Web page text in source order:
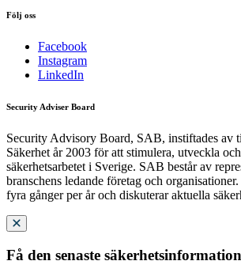
Följ oss
Facebook
Instagram
LinkedIn
Security Adviser Board
Security Advisory Board, SAB, instiftades av
Säkerhet år 2003 för att stimulera, utveckla
säkerhetsarbetet i Sverige. SAB består av
branschens ledande företag och
fyra gånger per år och diskuterar aktuella
Få den senaste